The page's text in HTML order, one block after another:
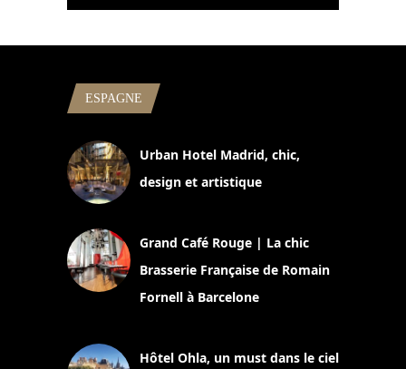
ESPAGNE
Urban Hotel Madrid, chic,
design et artistique
Grand Café Rouge | La chic
Brasserie Française de Romain
Fornell à Barcelone
Hôtel Ohla, un must dans le ciel